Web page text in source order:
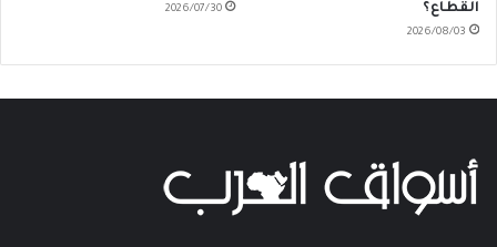
القطاع؟
2026/08/03
2026/07/30